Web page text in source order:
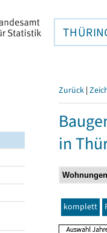
Zurück |
in
komplett